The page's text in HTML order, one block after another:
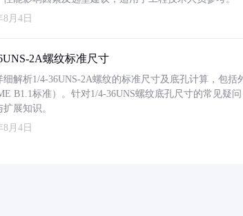
8月4日
2A螺纹标准尺寸
细解析1/4-36UNS-2A螺纹的标准尺寸及底孔计算，包
B1.1标准）。针对1/4-36UNS螺纹底孔尺寸的常见
展知识。
8月4日